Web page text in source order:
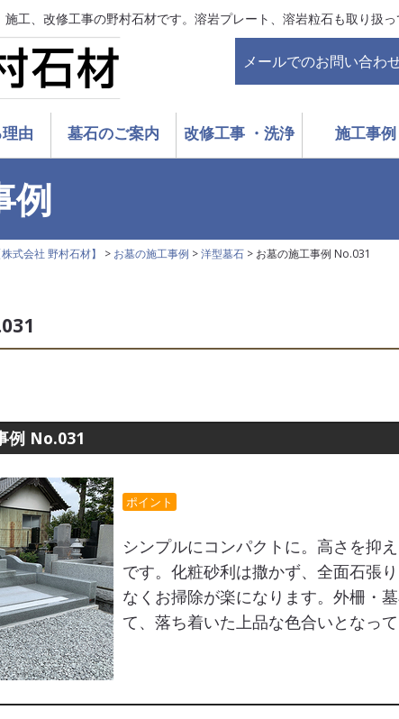
工、改修工事の野村石材です。溶岩プレート、溶岩粒石も取り扱
メールでのお問い合わ
由 墓石のご案内 改修工事 ・洗浄 施工事例
例
式会社 野村石材】 > お墓の施工事例 >洋型墓石 > お墓の施工事例 No.031
例 No.031
ポイント
シンプルにコンパクトに。高さを抑
です。化粧砂利は撒かず、全面石張
なくお掃除が楽になります。外柵・
て、落ち着いた上品な色合いとなって